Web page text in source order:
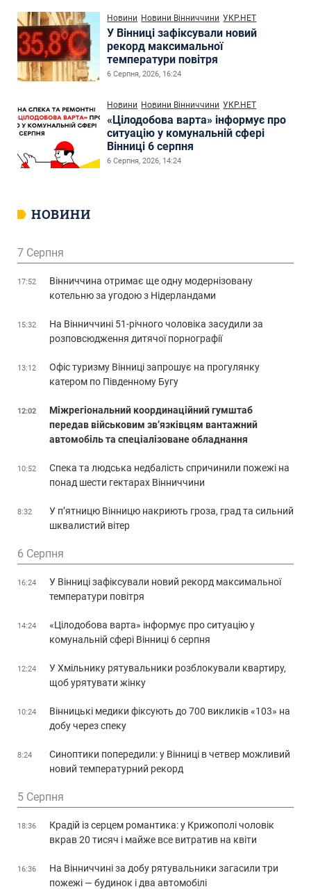
Новини Новини Вінниччини УКР.НЕТ
У Вінниці зафіксували новий
рекорд максимальної
температури повітря
6 Серпня, 2026, 16:24
Новини Новини Вінниччини УКР.НЕТ
«Цілодобова варта» інформує про
ситуацію у комунальній сфері
Вінниці 6 серпня
6 Серпня, 2026, 14:24
НОВИНИ
7 Серпня
17:52
Вінниччина отримає ще одну модернізовану
котельню за угодою з Нідерландами
15:32
На Вінниччині 51-річного чоловіка засудили за
розповсюдження дитячої порнографії
13:12
Офіс туризму Вінниці запрошує на прогулянку
катером по Південному Бугу
12:02
Міжрегіональний координаційний гумштаб
передав військовим зв’язківцям вантажний
автомобіль та спеціалізоване обладнання
10:52
Спека та людська недбалість спричинили пожежі на
понад шести гектарах Вінниччини
8:32
У п’ятницю Вінницю накриють гроза, град та сильний
шквалистий вітер
6 Серпня
16:24
У Вінниці зафіксували новий рекорд максимальної
температури повітря
14:24
«Цілодобова варта» інформує про ситуацію у
комунальній сфері Вінниці 6 серпня
12:24
У Хмільнику рятувальники розблокували квартиру,
щоб урятувати жінку
10:24
Вінницькі медики фіксують до 700 викликів «103» на
добу через спеку
8:24
Синоптики попередили: у Вінниці в четвер можливий
новий температурний рекорд
5 Серпня
18:36
Крадій із серцем романтика: у Крижополі чоловік
вкрав 20 тисяч і майже все витратив на квіти
16:36
На Вінниччині за добу рятувальники загасили три
пожежі — будинок і два автомобілі